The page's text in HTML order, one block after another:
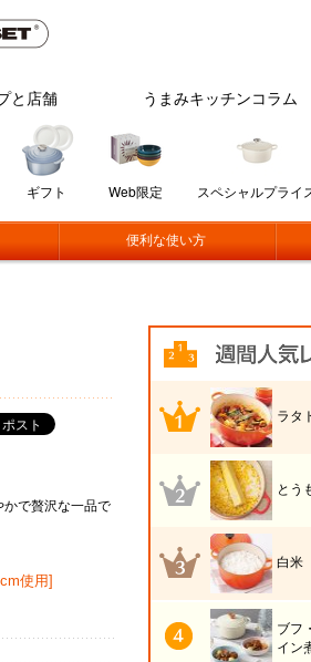
と店舗 うまみキッチンコラム
ギフト Web限定 スペシャルプライ
便利な使い方
で贅沢な一品で
使用]
ラタ
とう
白米
ブフ
イン